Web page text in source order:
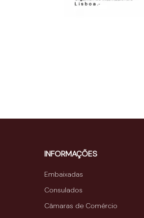
INFORMAÇÕES
Embaixadas
Consulados
Câmaras de Comércio